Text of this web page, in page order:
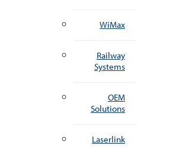
WiMax
Railway
Systems
OEM
Solutions
Laserlink